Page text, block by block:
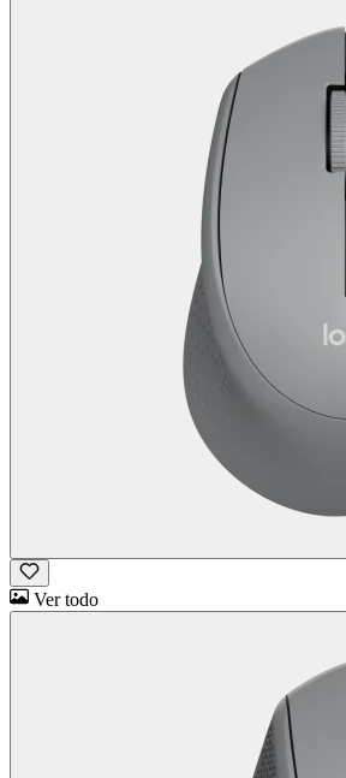
Ver todo